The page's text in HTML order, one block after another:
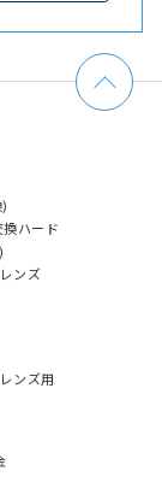
ハード
ンズ
ンズ用